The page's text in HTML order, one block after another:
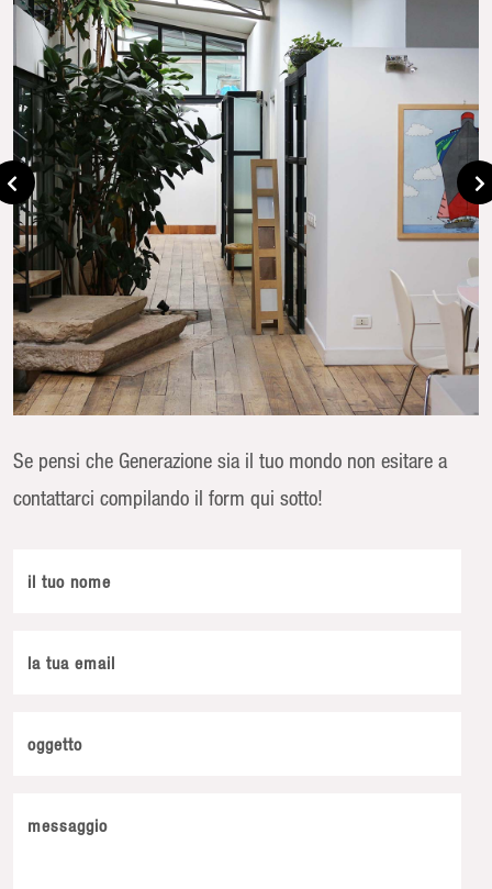
Se pensi che Generazione sia il tuo mondo non esitare a
contattarci compilando il form qui sotto!
il tuo nome
la tua email
oggetto
messaggio